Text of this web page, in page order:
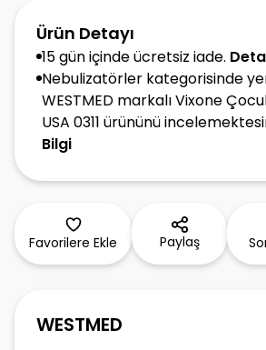
Ürün Detayı
15 gün içinde ücretsiz iade.
Nebulizatörler kategorisinde
WESTMED markalı Vixone
USA 0311 ürününü
Bilgi
Favorilere Ekle Paylaş
WESTMED